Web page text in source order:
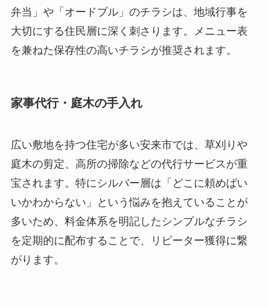
弁当」や「オードブル」のチラシは、地域行事を
大切にする住民層に深く刺さります。メニュー表
を兼ねた保存性の高いチラシが推奨されます。
家事代行・庭木の手入れ
広い敷地を持つ住宅が多い安来市では、草刈りや
庭木の剪定、高所の掃除などの代行サービスが重
宝されます。特にシルバー層は「どこに頼めばい
いかわからない」という悩みを抱えていることが
多いため、料金体系を明記したシンプルなチラシ
を定期的に配布することで、リピーター獲得に繋
がります。